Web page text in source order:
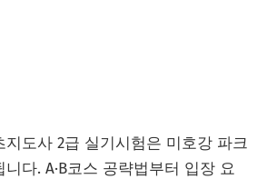
지도사 2급 실기시험은 미호강 파크
다. A·B코스 공략법부터 입장 요